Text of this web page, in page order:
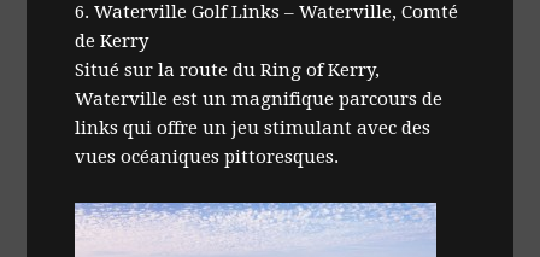
6. Waterville Golf Links – Waterville, Comté
de Kerry
Situé sur la route du Ring of Kerry,
Waterville est un magnifique parcours de
links qui offre un jeu stimulant avec des
vues océaniques pittoresques.